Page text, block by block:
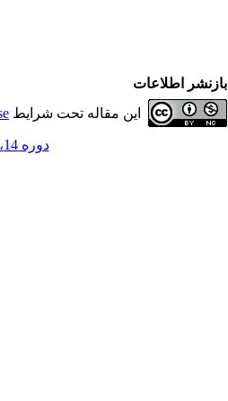
بازنشر اطلاعات
این مقاله تحت شرایط
دوره 14، شماره 2 - ( 6-1400 )